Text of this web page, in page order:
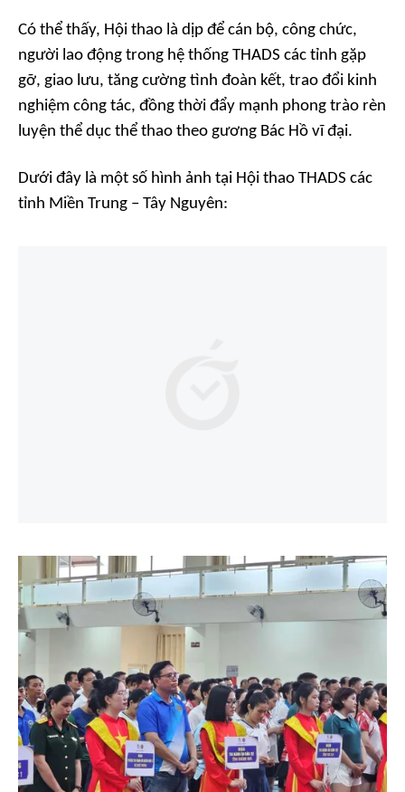
Có thể thấy, Hội thao là dịp để cán bộ, công chức,
người lao động trong hệ thống THADS các tỉnh gặp
gỡ, giao lưu, tăng cường tình đoàn kết, trao đổi kinh
nghiệm công tác, đồng thời đẩy mạnh phong trào rèn
luyện thể dục thể thao theo gương Bác Hồ vĩ đại.
Dưới đây là một số hình ảnh tại Hội thao THADS các
tỉnh Miền Trung – Tây Nguyên: